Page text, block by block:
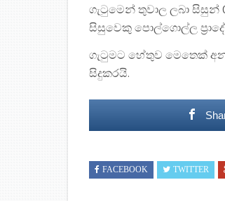
ගැටුමෙන් තුවාල ලබා
සිසුවෙකු පොල්ගොල්ල
ගැටුමට හේතුව මෙතෙක්
සිදුකරයි.
FACEBOOK TWITTER